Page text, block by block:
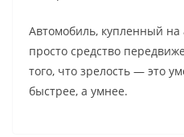
Автомобиль, купленный
просто средство
того, что зрелость — это
быстрее, а умнее.